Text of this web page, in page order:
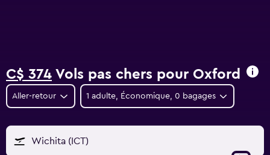
C$ 374 Vols pas chers pour Oxford
Aller-retour 1 adulte, Économique, 0 bagages
Wichita (ICT)